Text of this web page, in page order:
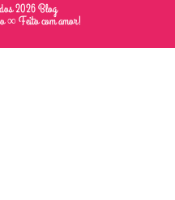
2026 Blog
∞ Feito com amor!